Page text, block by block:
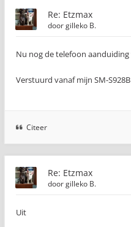
Re: Etzmax
doorgilleko B.
Nu nog de telefoon aanduiding
Verstuurd vanaf mijn SM-
Citeer
Re: Etzmax
doorgilleko B.
Uit